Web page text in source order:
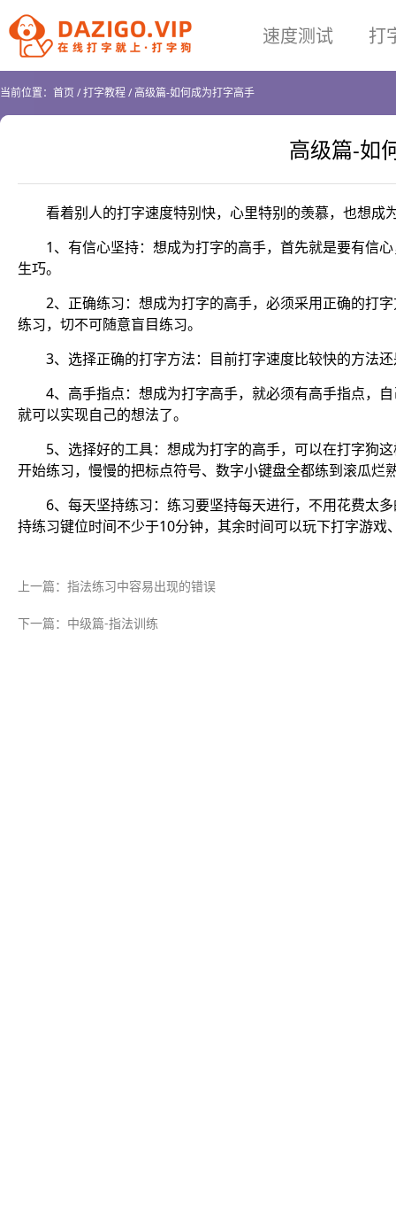
速度测试 打
当前位置： 首页/打字教程/高级篇-如何成为打字高手
高级篇-如
看着别人的打字速度特别快，心里特别的羡慕，也想
1、有信心坚持：想成为打字的高手，首先就是要有信
生巧。
2、正确练习：想成为打字的高手，必须采用正确的打
练习，切不可随意盲目练习。
3、选择正确的打字方法：目前打字速度比较快的方法
4、高手指点：想成为打字高手，就必须有高手指点，
就可以实现自己的想法了。
5、选择好的工具：想成为打字的高手，可以在打字狗
开始练习，慢慢的把标点符号、数字小键盘全都练到滚瓜烂
6、每天坚持练习：练习要坚持每天进行，不用花费太
持练习键位时间不少于10分钟，其余时间可以玩下打字游
上一篇：指法练习中容易出现的错误
下一篇：中级篇-指法训练